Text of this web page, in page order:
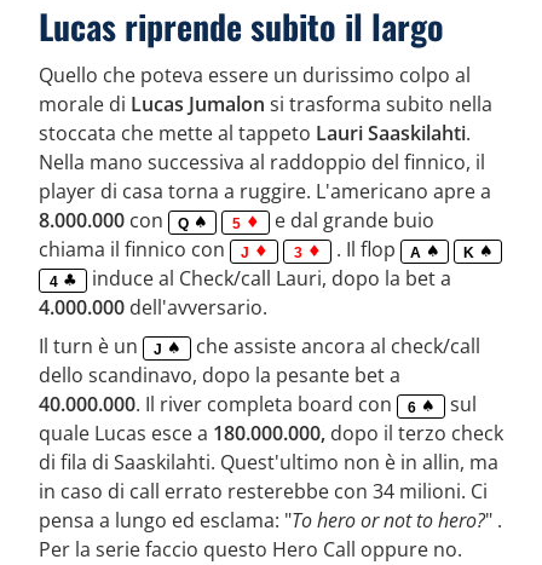
Lucas riprende subito il largo
Quello che poteva essere un durissimo colpo al
morale di Lucas Jumalon si trasforma subito nella
stoccata che mette al tappeto Lauri Saaskilahti.
Nella mano successiva al raddoppio del finnico, il
player di casa torna a ruggire. L'americano apre a
8.000.000 con Q 5
e dal grande buio
chiama il finnico con
J 3 . Il flop A
K
4
induce al Check/call Lauri, dopo la bet a
4.000.000 dell'avversario.
Il turn è un
J
che assiste ancora al check/call
dello scandinavo, dopo la pesante bet a
40.000.000. Il river completa board con 6
sul
quale Lucas esce a 180.000.000, dopo il terzo check
di fila di Saaskilahti. Quest'ultimo non è in allin, ma
in caso di call errato resterebbe con 34 milioni. Ci
pensa a lungo ed esclama: "To hero or not to hero?" .
Per la serie faccio questo Hero Call oppure no.